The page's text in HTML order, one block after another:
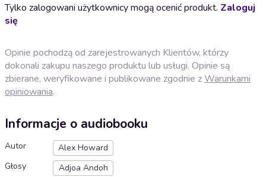
Tylko zalogowani użytkownicy mogą ocenić produkt. Zaloguj
się
Opinie pochodzą od zarejestrowanych Klientów, którzy
dokonali zakupu naszego produktu lub usługi. Opinie są
zbierane, weryfikowane i publikowane zgodnie zWarunkami
opiniowania.
Informacje o audiobooku
Autor
Alex Howard
Głosy
Adjoa Andoh